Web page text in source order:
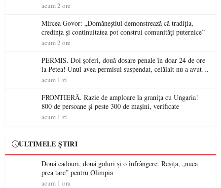
acum 2 ore
Mircea Govor: „Domăneștiul demonstrează că tradiția,
credința și continuitatea pot construi comunități puternice”
acum 2 ore
PERMIS. Doi șoferi, două dosare penale în doar 24 de ore
la Petea! Unul avea permisul suspendat, celălalt nu a avut
niciodată permis
acum 1 zi
FRONTIERĂ. Razie de amploare la granița cu Ungaria!
800 de persoane și peste 300 de mașini, verificate
acum 1 zi
ULTIMELE ȘTIRI
Două cadouri, două goluri și o înfrângere. Reșița, „nuca
prea tare” pentru Olimpia
acum 1 ora